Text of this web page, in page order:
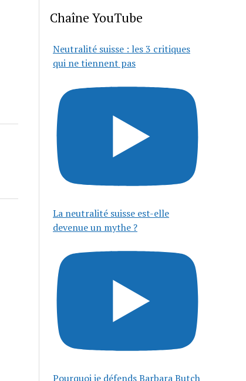
Chaîne YouTube
Neutralité suisse : les 3 critiques
qui ne tiennent pas
La neutralité suisse est-elle
devenue un mythe ?
Pourquoi je défends Barbara Butch